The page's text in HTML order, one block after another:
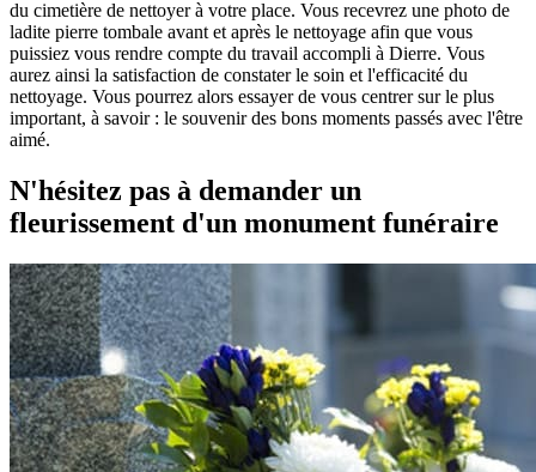
du cimetière de nettoyer à votre place. Vous recevrez une photo de
ladite pierre tombale avant et après le nettoyage afin que vous
puissiez vous rendre compte du travail accompli à Dierre. Vous
aurez ainsi la satisfaction de constater le soin et l'efficacité du
nettoyage. Vous pourrez alors essayer de vous centrer sur le plus
important, à savoir : le souvenir des bons moments passés avec l'être
aimé.
N'hésitez pas à demander un
fleurissement d'un monument funéraire